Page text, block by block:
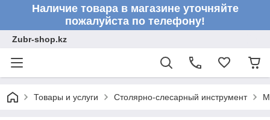
Наличие товара в магазине уточняйте
пожалуйста по телефону!
Zubr-shop.kz
Товары и услуги Столярно-слесарный инструмент